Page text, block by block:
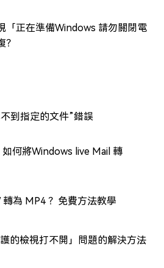
「正在準備Windows 請勿關閉電
到指定的文件”錯誤
如何將Windows live Mail 轉
轉為 MP4 ？免費方法教學
的檢視打不開」問題的解決方法